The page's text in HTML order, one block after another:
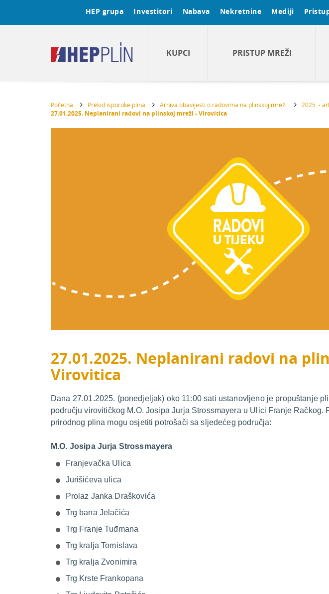
HEP grupa Investitori Nabava Nekretnine Mediji
KUPCI PRISTUP MREŽI
Početna Prekid isporuke plina Arhiva obavijesti o radovima na plinskoj mreži 2025. -
27.01.2025. Neplanirani radovi na plinskoj mreži - Virovitica
27.01.2025. Neplanirani radovi na
Virovitica
Dana 27.01.2025. (ponedjeljak) oko 11:00 sati ustanovljeno je propuštanje
području virovitičkog M.O. Josipa Jurja Strossmayera u Ulici Franje Račkog.
prirodnog plina mogu osjetiti potrošači sa sljedećeg područja:
M.O. Josipa Jurja Strossmayera
Franjevačka Ulica
Jurišićeva ulica
Prolaz Janka Draškovića
Trg bana Jelačića
Trg Franje Tuđmana
Trg kralja Tomislava
Trg kralja Zvonimira
Trg Krste Frankopana